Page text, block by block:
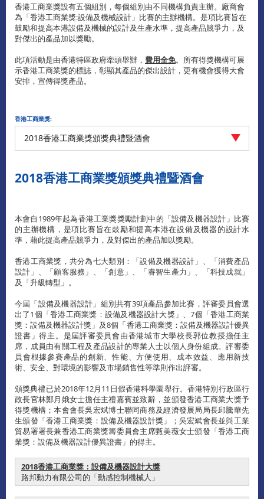
香港工商業獎設有五個組別，每個組別由不同機構負責主辦。廠商會
為「香港工商業獎:設備及機械設計」比賽的主辦機構。是項比賽旨在
鼓勵和提高本港設備及機械的設計及生產水準，提高產品競爭力，及
對傑出的產品加以獎勵。
此項活動是由香港特區政府牽頭舉辦， 費用全免。所有得獎機構可展
示香港工商業獎的標誌，彰顯其產品的傑出設計，更有機會獲得大會
安排，宣傳得獎產品。
香港工商業獎:
2018香港工商業獎頒獎典禮暨酒會
2018香港工商業獎頒獎典禮暨酒會
本會自1989年起為香港工業獎獎勵計劃中的「設備及機器設計」比賽
的主辦機構，是項比賽旨在鼓勵和提高本港在設備及機器的設計水
準，藉此提高產品競爭力，及對傑出的產品加以獎勵。
香港工商業獎，共分為七大類別：「設備及機器設計」、「消費產品
設計」、「顧客服務」、「創意」、「睿智生產力」、「科技成就」
及「升級轉型」。
今屆「設備及機器設計」組別共有39項產品參加比賽，評審委員會選
出了1個「香港工商業獎：設備及機器設計大獎」、7個「香港工商業
獎：設備及機器設計獎」及8個「香港工商業獎：設備及機器設計優異
證書」得主。是屆評審委員會由香港城市大學校長郭位教授擔任主
席，成員由有關工程及產品設計的專業人士以個人身份組成。評審委
員會根據參賽產品的創新、性能、方便使用、成本效益、應用新技
術、安全、對環境的影響及市場銷售性等準則作出評審。
頒獎典禮已於2018年12月11日假香港科學園舉行。香港特別行政區行
政長官林鄭月娥女士擔任主禮嘉賓並致辭，並頒發香港工商業大獎予
得獎機構；本會會長吳宏斌博士聯同商務及經濟發展局局長邱騰華先
生頒發「香港工商業獎：設備及機器設計獎」；吳宏斌會長並與工業
貿易署署長兼香港工商業獎籌委員會主席甄美薇女士頒發「香港工商
業獎：設備及機器設計優異證書」的得主。
2018香港工商業獎：設備及機器設計大獎
路邦動力有限公司的「動感控制機械人」